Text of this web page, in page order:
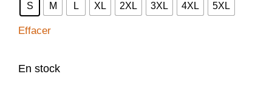
S M L XL 2XL 3XL 4XL 5XL
Effacer
En stock